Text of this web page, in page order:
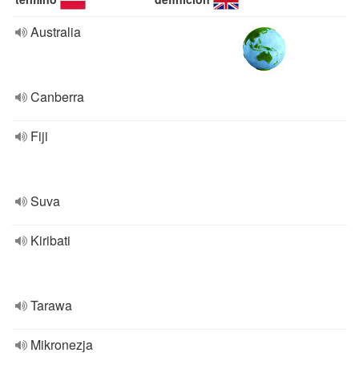
Australia
Canberra
Fiji
Suva
Kiribati
Tarawa
Mikronezja